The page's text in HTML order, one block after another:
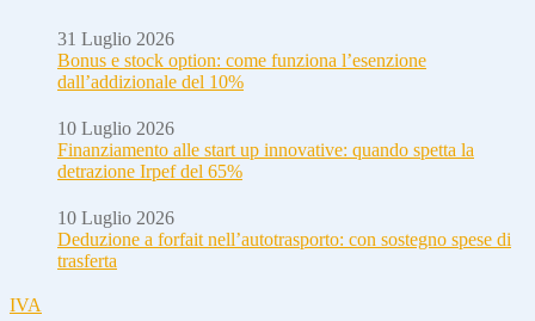
31 Luglio 2026
Bonus e stock option: come funziona l’esenzione
dall’addizionale del 10%
10 Luglio 2026
Finanziamento alle start up innovative: quando spetta la
detrazione Irpef del 65%
10 Luglio 2026
Deduzione a forfait nell’autotrasporto: con sostegno spese di
trasferta
IVA